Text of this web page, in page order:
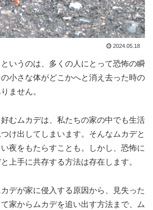
2024.05.18
いうのは、多くの人にとって恐怖の瞬
小さな体がどこかへと消え去った時の
ません。
むムカデは、私たちの家の中でも生活
け出してしまいます。そんなムカデと
夜をもたらすことも。しかし、恐怖に
上手に共存する方法は存在します。
デが家に侵入する原因から、見失った
家からムカデを追い出す方法まで、ム